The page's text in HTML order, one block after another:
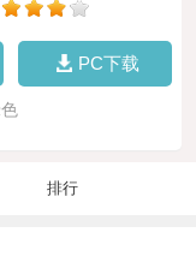
PC下载
排行